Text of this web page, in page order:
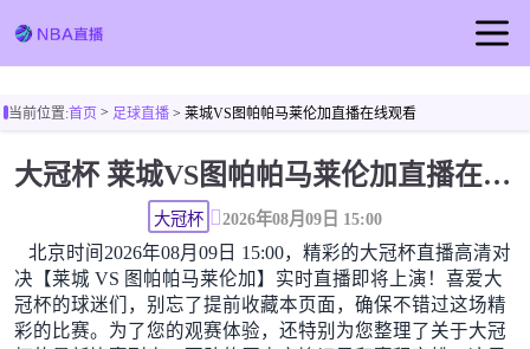
足球直播
篮球视频
当前位置:首页> 足球直播> 莱城VS图帕帕马莱伦加直播在线观看
大冠杯 莱城VS图帕帕马莱伦加直播在线观看高清无插件
大冠杯 2026年08月09日 15:00
北京时间2026年08月09日 15:00，精彩的大冠杯直播高清对
决【莱城 VS 图帕帕马莱伦加】实时直播即将上演！喜爱大
冠杯的球迷们，别忘了提前收藏本页面，确保不错过这场精
彩的比赛。为了您的观赛体验，还特别为您整理了关于大冠